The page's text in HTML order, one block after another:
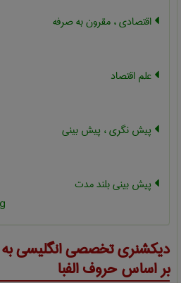
اقتصادی ، مقرون به صرفه
علم اقتصاد
پیش نگری ، پیش بینی
پیش بینی بلند مدت
دیکشنری تخصصی انگلیسی
بر اساس حروف الفبا